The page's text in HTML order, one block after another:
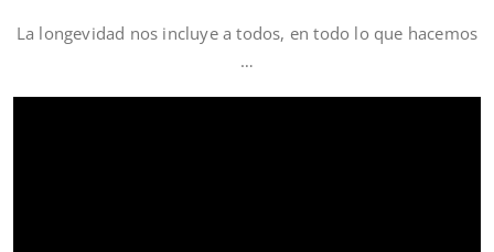
La longevidad nos incluye a todos, en todo lo que hacemos
…